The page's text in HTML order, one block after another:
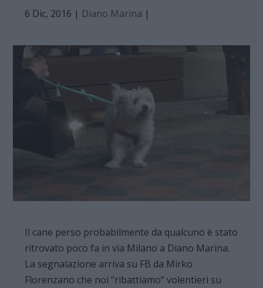
6 Dic, 2016 | Diano Marina |
Il cane perso probabilmente da qualcuno è stato
ritrovato poco fa in via Milano a Diano Marina.
La segnalazione arriva su FB da Mirko
Florenzano che noi “ribattiamo” volentieri su